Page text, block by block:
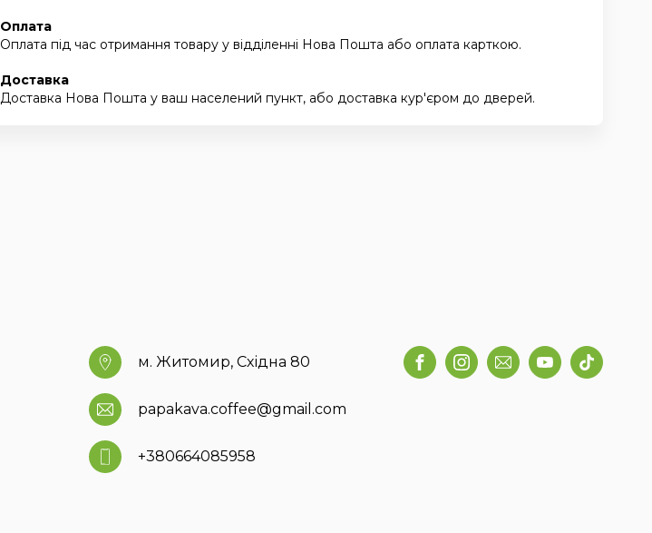
Оплата
Оплата під час отримання товару у відділенні Нова Пошта або оплата карткою.
Доставка
Доставка Нова Пошта у ваш населений пункт, або доставка кур'єром до дверей.
м. Житомир, Східна 80
papakava.coffee@gmail.com
+380664085958